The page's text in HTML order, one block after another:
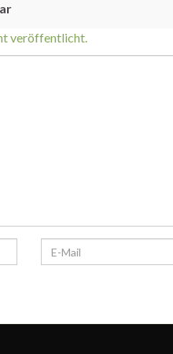
veröffentlicht.